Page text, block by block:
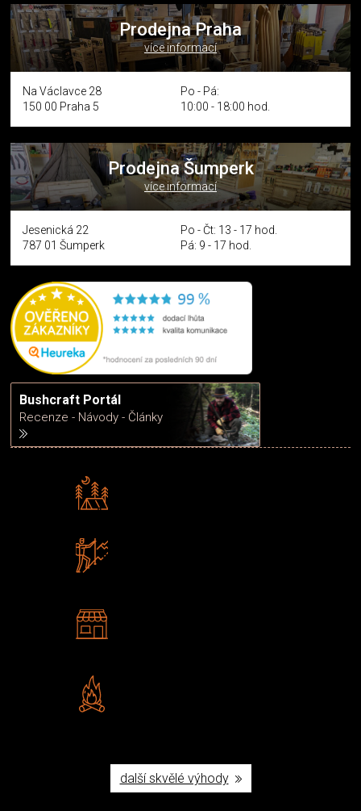
Prodejna Praha
více informací
Na Václavce 28
150 00 Praha 5
Po - Pá:
10:00 - 18:00 hod.
Prodejna Šumperk
více informací
Jesenická 22
787 01 Šumperk
Po - Čt: 13 - 17 hod.
Pá: 9 - 17 hod.
Bushcraft Portál
Recenze - Návody - Články
další skvělé výhody